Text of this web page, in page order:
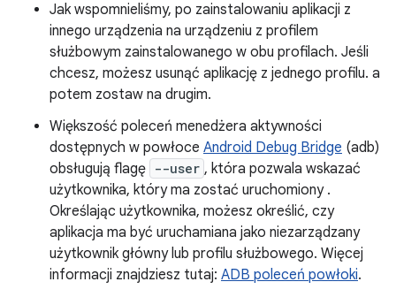
Jak wspomnieliśmy, po zainstalowaniu aplikacji z
innego urządzenia na urządzeniu z profilem
służbowym zainstalowanego w obu profilach. Jeśli
chcesz, możesz usunąć aplikację z jednego profilu. a
potem zostaw na drugim.
Większość poleceń menedżera aktywności
dostępnych w powłoce Android Debug Bridge (adb)
obsługują flagę --user , która pozwala wskazać
użytkownika, który ma zostać uruchomiony .
Określając użytkownika, możesz określić, czy
aplikacja ma być uruchamiana jako niezarządzany
użytkownik główny lub profilu służbowego. Więcej
informacji znajdziesz tutaj: ADB poleceń powłoki.